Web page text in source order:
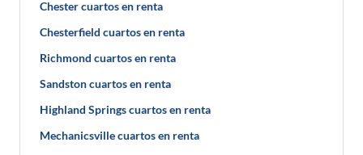
Chester cuartos en renta
Chesterfield cuartos en renta
Richmond cuartos en renta
Sandston cuartos en renta
Highland Springs cuartos en renta
Mechanicsville cuartos en renta